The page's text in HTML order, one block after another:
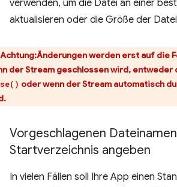
verwenden, um die Datei an einer
aktualisieren oder die Größe der
Achtung:Änderungen werden erst auf die
der Stream geschlossen wird, entweder
oder wenn der Stream automatisch
Vorgeschlagenen
Startverzeichnis angeben
In vielen Fällen soll Ihre App einen